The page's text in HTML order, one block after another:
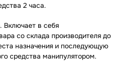
2 часа.
Включает в себя
со склада производителя до
назначения и последующую
средства манипулятором.